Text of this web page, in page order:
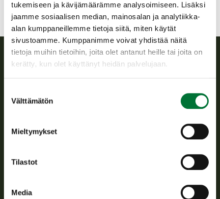
tukemiseen ja kävijämäärämme analysoimiseen. Lisäksi
jaamme sosiaalisen median, mainosalan ja analytiikka-
alan kumppaneillemme tietoja siitä, miten käytät
sivustoamme. Kumppanimme voivat yhdistää näitä
tietoja muihin tietoihin, joita olet antanut heille tai joita on
kerätty, kun olet käyttänyt heidän palvelujaan.
valinta
Välttämätön
Mieltymykset
Tilastot
Media
Suomen riistakeskus
Suomen riistakeskus edistää kestävää riistataloutta, tukee
riistanhoitoyhdistysten toimintaa ja huolehtii riistapolitiikan